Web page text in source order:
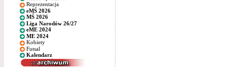
Reprezentacja
eMŚ 2026
MŚ 2026
Liga Narodów 26/27
eME 2024
ME 2024
Kobiety
Futsal
Kalendarz